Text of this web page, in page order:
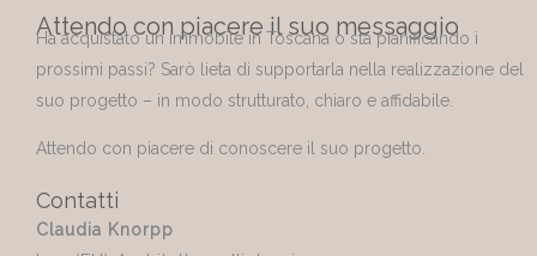
Attendo con piacere il suo messaggio
Ha acquistato un immobile in Toscana o sta pianificando i
prossimi passi? Sarò lieta di supportarla nella realizzazione del
suo progetto – in modo strutturato, chiaro e affidabile.
Attendo con piacere di conoscere il suo progetto.
Contatti
Claudia Knorpp